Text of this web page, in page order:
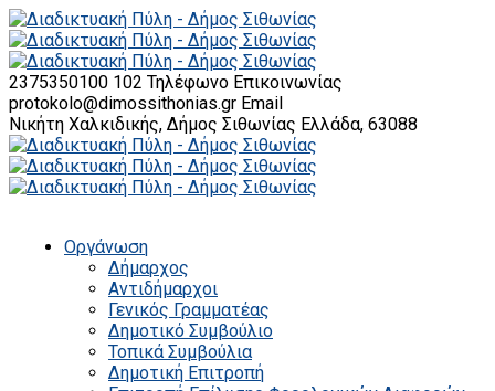
2375350100 102 Τηλέφωνο Επικοινωνίας
protokolo@dimossithonias.gr Email
Νικήτη Χαλκιδικής, Δήμος Σιθωνίας Ελλάδα, 63088
Οργάνωση
Δήμαρχος
Αντιδήμαρχοι
Γενικός Γραμματέας
Δημοτικό Συμβούλιο
Τοπικά Συμβούλια
Δημοτική Επιτροπή